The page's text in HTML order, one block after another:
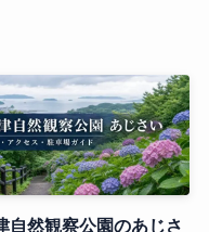
自然観察公園のあじさ